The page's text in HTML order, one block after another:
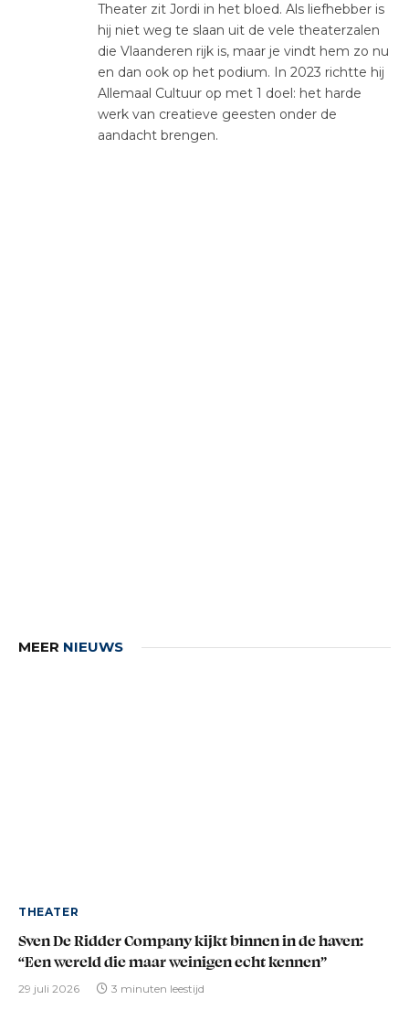
Theater zit Jordi in het bloed. Als liefhebber is
hij niet weg te slaan uit de vele theaterzalen
die Vlaanderen rijk is, maar je vindt hem zo nu
en dan ook op het podium. In 2023 richtte hij
Allemaal Cultuur op met 1 doel: het harde
werk van creatieve geesten onder de
aandacht brengen.
MEER NIEUWS
THEATER
Sven De Ridder Company kijkt binnen in de haven:
“Een wereld die maar weinigen echt kennen”
29 juli 2026 3 minuten leestijd